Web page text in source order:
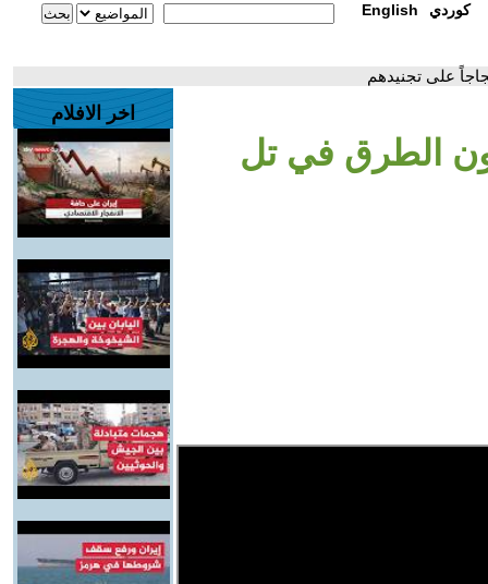
English كوردي
على تجنيدهم
الطرق في تل
اخر الافلام